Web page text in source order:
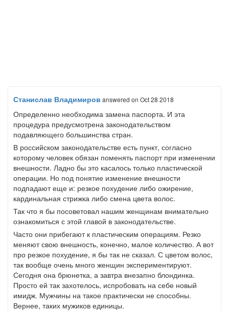
Станислав Владимиров answered on Oct 28 2018
Определенно необходима замена паспорта. И эта
процедура предусмотрена законодательством
подавляющего большинства стран.
В российском законодательстве есть пункт, согласно
которому человек обязан поменять паспорт при изменении
внешности. Ладно бы это касалось только пластической
операции. Но под понятие изменение внешности
подпадают еще и: резкое похудение либо ожирение,
кардинальная стрижка либо смена цвета волос.
Так что я бы посоветовал нашим женщинам внимательно
ознакомиться с этой главой в законодательстве.
Часто они прибегают к пластическим операциям. Резко
меняют свою внешность, конечно, малое количество. А вот
про резкое похудение, я бы так не сказал. С цветом волос,
так вообще очень много женщин экспериментируют.
Сегодня она брюнетка, а завтра внезапно блондинка.
Просто ей так захотелось, испробовать на себе новый
имидж. Мужчины на такое практически не способны.
Вернее, таких мужиков единицы.